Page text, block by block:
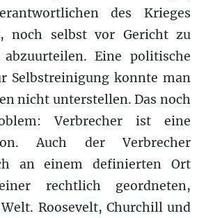
des Krieges
noch selbst vor Gericht zu
Eine politische
Selbstreinigung konnte man
nicht unterstellen. Das noch
Verbrecher ist eine
Auch der Verbrecher
an einem definierten Ort
rechtlich geordneten,
Roosevelt, Churchill und